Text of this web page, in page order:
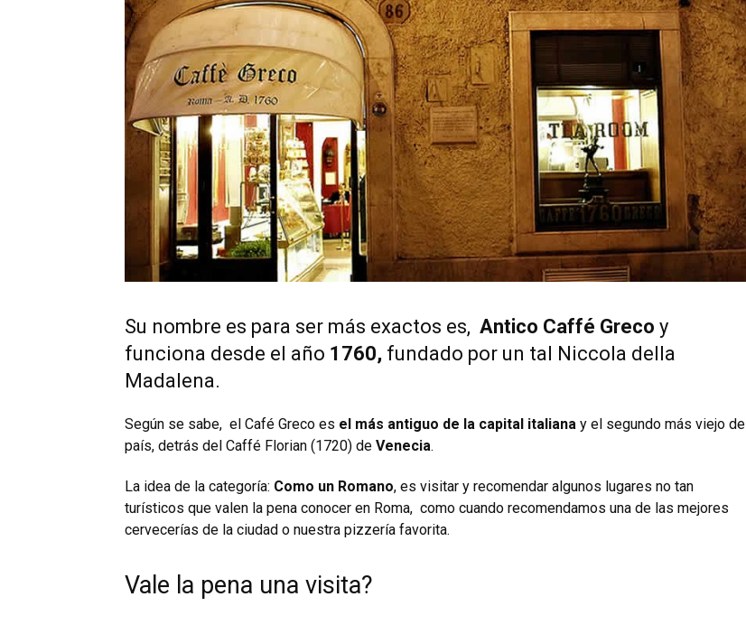
Su nombre es para ser más exactos es, Antico Caffé Greco y
funciona desde el año 1760, fundado por un tal Niccola della
Madalena.
Según se sabe, el Café Greco es el más antiguo de la capital italiana y el segundo más viejo del
país, detrás del Caffé Florian (1720) de Venecia.
La idea de la categoría: Como un Romano, es visitar y recomendar algunos lugares no tan
turísticos que valen la pena conocer en Roma, como cuando recomendamos una de las mejores
cervecerías de la ciudad o nuestra pizzería favorita.
Vale la pena una visita?